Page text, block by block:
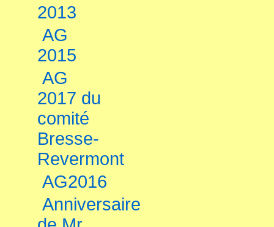
2013
AG
2015
AG
2017 du
comité
Bresse-
Revermont
AG2016
Anniversaire